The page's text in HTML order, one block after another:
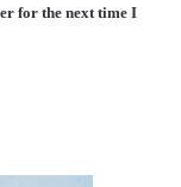
for the next time I